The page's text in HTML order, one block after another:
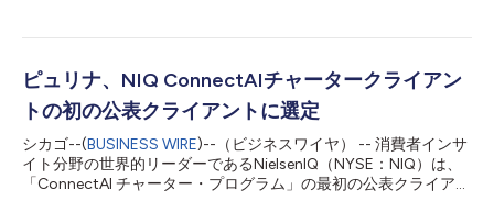
世界中の消費者がブランドを発見し、購入し、そのブランドと関
は、この変革の規模を強調しています。中国のライブコマース市
場は2025年には約9000億米ドルまで拡大し、米国のeコマース
市場全体の規模に迫る勢いです。また、アジア太平洋地域は現
在、世界のeコマース売上高の約55%を占めています。同地域の
消費者の約6割（59%）がすでにソーシャルプラットフォームを
通じて商品を購入しています。 アジア太平洋地域の全域で、ソ
ーシャルコマースとコネクテッドリテールの成長が、中国で大規
ピュリナ、NIQ ConnectAIチャータークライアン
トの初の公表クライアントに選定
シカゴ--(BUSINESS WIRE)--（ビジネスワイヤ） -- 消費者インサ
イト分野の世界的リーダーであるNielsenIQ（NYSE：NIQ）は、
「ConnectAI チャーター・プログラム」の最初の公表クライアン